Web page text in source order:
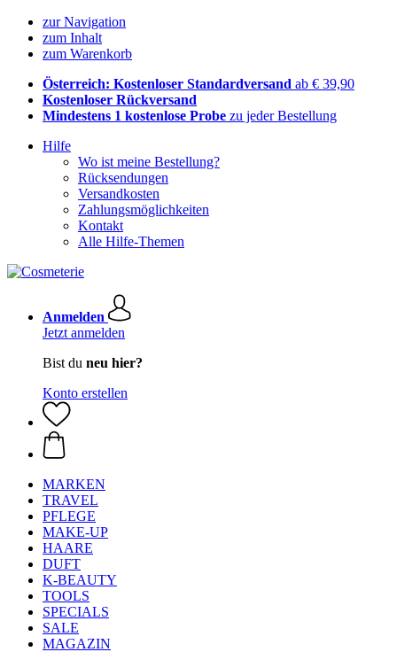
zur Navigation
zum Inhalt
zum Warenkorb
Österreich: Kostenloser Standardversand ab € 39,90
Kostenloser Rückversand
Mindestens 1 kostenlose Probe zu jeder Bestellung
Hilfe
Wo ist meine Bestellung?
Rücksendungen
Versandkosten
Zahlungsmöglichkeiten
Kontakt
Alle Hilfe-Themen
Anmelden
Jetzt anmelden
Bist du neu hier?
Konto erstellen
MARKEN
TRAVEL
PFLEGE
MAKE-UP
HAARE
DUFT
K-BEAUTY
TOOLS
SPECIALS
SALE
MAGAZIN